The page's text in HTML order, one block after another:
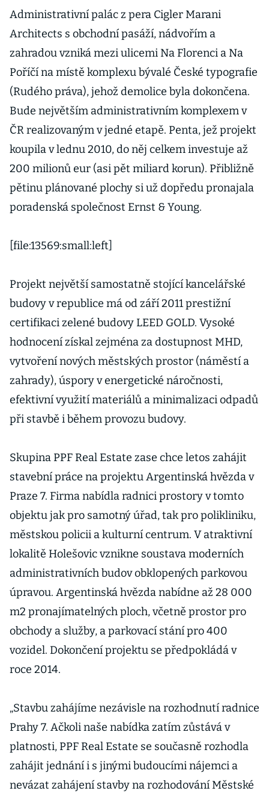
Administrativní palác z pera Cigler Marani
Architects s obchodní pasáží, nádvořím a
zahradou vzniká mezi ulicemi Na Florenci a Na
Poříčí na místě komplexu bývalé České typografie
(Rudého práva), jehož demolice byla dokončena.
Bude největším administrativním komplexem v
ČR realizovaným v jedné etapě. Penta, jež projekt
koupila v lednu 2010, do něj celkem investuje až
200 milionů eur (asi pět miliard korun). Přibližně
pětinu plánované plochy si už dopředu pronajala
poradenská společnost Ernst & Young.
[file:13569:small:left]
Projekt největší samostatně stojící kancelářské
budovy v republice má od září 2011 prestižní
certifikaci zelené budovy LEED GOLD. Vysoké
hodnocení získal zejména za dostupnost MHD,
vytvoření nových městských prostor (náměstí a
zahrady), úspory v energetické náročnosti,
efektivní využití materiálů a minimalizaci odpadů
při stavbě i během provozu budovy.
Skupina PPF Real Estate zase chce letos zahájit
stavební práce na projektu Argentinská hvězda v
Praze 7. Firma nabídla radnici prostory v tomto
objektu jak pro samotný úřad, tak pro polikliniku,
městskou policii a kulturní centrum. V atraktivní
lokalitě Holešovic vznikne soustava moderních
administrativních budov obklopených parkovou
úpravou. Argentinská hvězda nabídne až 28 000
m2 pronajímatelných ploch, včetně prostor pro
obchody a služby, a parkovací stání pro 400
vozidel. Dokončení projektu se předpokládá v
roce 2014.
„Stavbu zahájíme nezávisle na rozhodnutí radnice
Prahy 7. Ačkoli naše nabídka zatím zůstává v
platnosti, PPF Real Estate se současně rozhodla
zahájit jednání i s jinými budoucími nájemci a
nevázat zahájení stavby na rozhodování Městské